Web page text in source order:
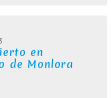
en
de Monlora